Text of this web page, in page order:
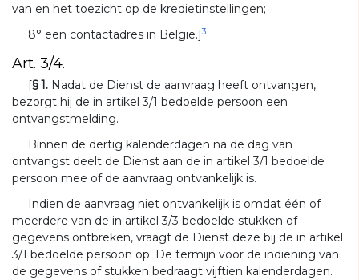
van en het toezicht op de kredietinstellingen;
8° een contactadres in België.]3
Art. 3/4.
[§ 1. Nadat de Dienst de aanvraag heeft ontvangen,
bezorgt hij de in artikel 3/1 bedoelde persoon een
ontvangstmelding.
Binnen de dertig kalenderdagen na de dag van
ontvangst deelt de Dienst aan de in artikel 3/1 bedoelde
persoon mee of de aanvraag ontvankelijk is.
Indien de aanvraag niet ontvankelijk is omdat één of
meerdere van de in artikel 3/3 bedoelde stukken of
gegevens ontbreken, vraagt de Dienst deze bij de in artikel
3/1 bedoelde persoon op. De termijn voor de indiening van
de gegevens of stukken bedraagt vijftien kalenderdagen.